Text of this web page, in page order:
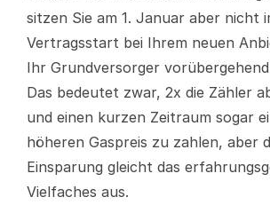
sitzen Sie am 1. Januar aber nicht
Vertragsstart bei Ihrem neuen
Ihr Grundversorger
Das bedeutet zwar, 2x die Zähler
und einen kurzen Zeitraum sogar
höheren Gaspreis zu zahlen, aber
Einsparung gleicht das
Vielfaches aus.